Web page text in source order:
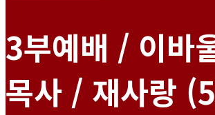
3부예배 / 이바
목사 / 재사랑